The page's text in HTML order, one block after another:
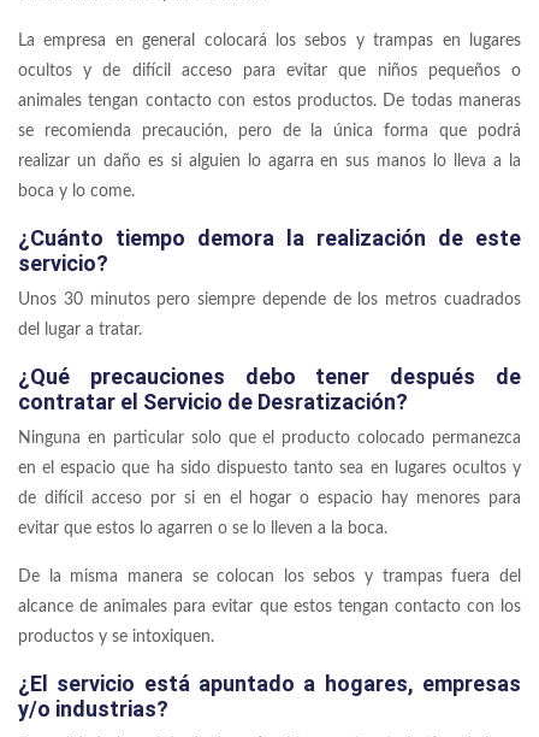
La empresa en general colocará los sebos y trampas en lugares
ocultos y de difícil acceso para evitar que niños pequeños o
animales tengan contacto con estos productos. De todas maneras
se recomienda precaución, pero de la única forma que podrá
realizar un daño es si alguien lo agarra en sus manos lo lleva a la
boca y lo come.
¿Cuánto tiempo demora la realización de este
servicio?
Unos 30 minutos pero siempre depende de los metros cuadrados
del lugar a tratar.
¿Qué precauciones debo tener después de
contratar el Servicio de Desratización?
Ninguna en particular solo que el producto colocado permanezca
en el espacio que ha sido dispuesto tanto sea en lugares ocultos y
de difícil acceso por si en el hogar o espacio hay menores para
evitar que estos lo agarren o se lo lleven a la boca.
De la misma manera se colocan los sebos y trampas fuera del
alcance de animales para evitar que estos tengan contacto con los
productos y se intoxiquen.
¿El servicio está apuntado a hogares, empresas
y/o industrias?